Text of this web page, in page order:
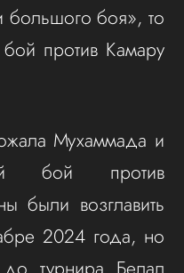
большого боя», то
против Камару
Мухаммада и
бой против
были возглавить
2024 года, но